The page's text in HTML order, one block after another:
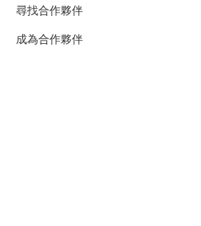
尋找合作夥伴
成為合作夥伴